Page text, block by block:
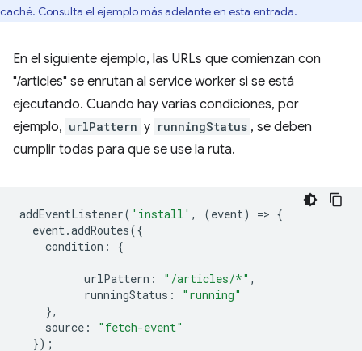
caché. Consulta el ejemplo más adelante en esta entrada.
En el siguiente ejemplo, las URLs que comienzan con
"/articles" se enrutan al service worker si se está
ejecutando. Cuando hay varias condiciones, por
ejemplo, urlPattern y runningStatus , se deben
cumplir todas para que se use la ruta.
addEventListener( 'install' , (event) => {
event.addRoutes({
condition : {
urlPattern : "/articles/*" ,
runningStatus :
"running"
},
source :
"fetch-event"
});